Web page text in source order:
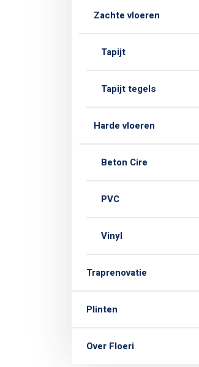
Zachte vloeren
Tapijt
Tapijt tegels
Harde vloeren
Beton Cire
PVC
Vinyl
Traprenovatie
Plinten
Over Floeri